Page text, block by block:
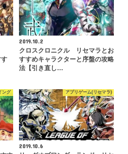
2019.10.2
クロスクロニクル リセマラとお
すすめキャラクターと序盤の攻略
法【引き直し…
ング アプリゲーム(リセマラ)
2019.10.6